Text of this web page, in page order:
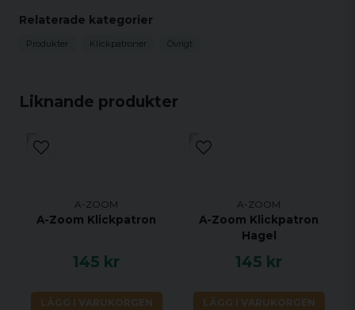
Liknande produkter
A-ZOOM
A-Zoom Klickpatron
145 kr
LÄGG I VARUKORGEN
A-ZOOM
A-Zoom Klickpatron
Hagel
145 kr
LÄGG I VARUKORGEN
Relaterade kategorier
Produkter Klickpatroner Övrigt